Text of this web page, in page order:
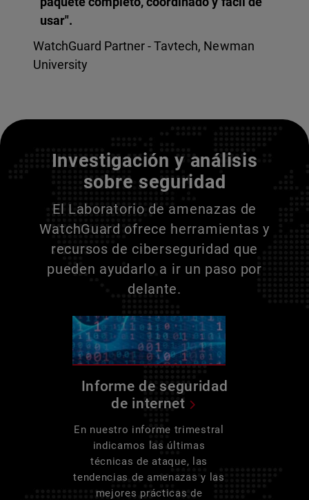
usar".
WatchGuard Partner - Tavtech, Newman
University
Investigación y análisis
sobre seguridad
El Laboratorio de amenazas de
WatchGuard ofrece herramientas y
recursos de ciberseguridad que
pueden ayudarlo a ir un paso por
delante.
Informe de seguridad
de internet
En nuestro informe trimestral
indicamos las últimas
técnicas de ataque, las
tendencias de amenazas y las
mejores prácticas de